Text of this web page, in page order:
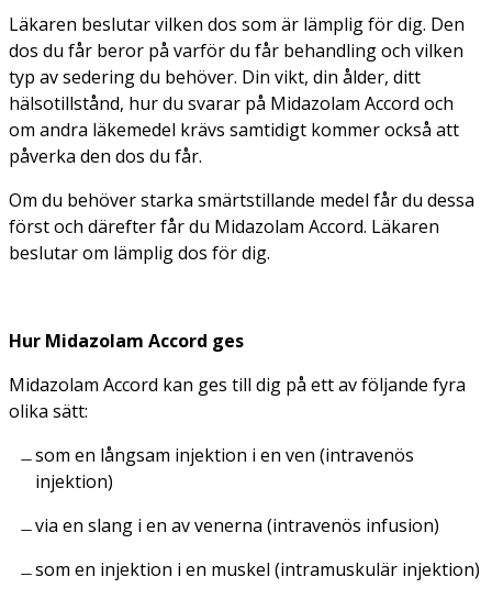
Läkaren beslutar vilken dos som är lämplig för dig. Den
dos du får beror på varför du får behandling och vilken
typ av sedering du behöver. Din vikt, din ålder, ditt
hälsotillstånd, hur du svarar på Midazolam Accord och
om andra läkemedel krävs samtidigt kommer också att
påverka den dos du får.
Om du behöver starka smärtstillande medel får du dessa
först och därefter får du Midazolam Accord. Läkaren
beslutar om lämplig dos för dig.
Hur Midazolam Accord ges
Midazolam Accord kan ges till dig på ett av följande fyra
olika sätt:
som en långsam injektion i en ven (intravenös
injektion)
via en slang i en av venerna (intravenös infusion)
som en injektion i en muskel (intramuskulär injektion)